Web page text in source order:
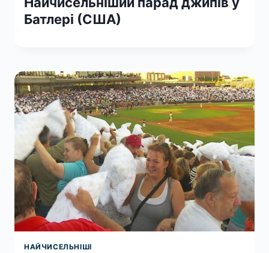
Батлері (США)
НАЙЧИСЕЛЬНІШІ